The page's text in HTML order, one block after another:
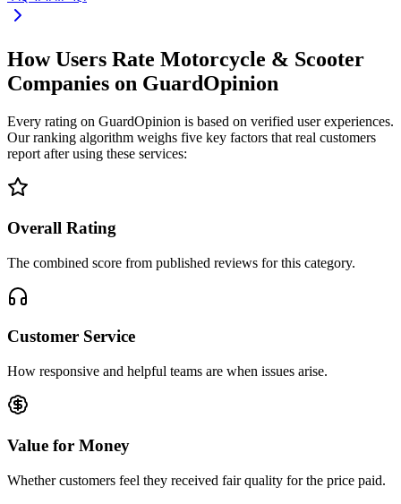
How Users Rate Motorcycle & Scooter
Companies on GuardOpinion
Every rating on GuardOpinion is based on verified user experiences.
Our ranking algorithm weighs five key factors that real customers
report after using these services:
Overall Rating
The combined score from published reviews for this category.
Customer Service
How responsive and helpful teams are when issues arise.
Value for Money
Whether customers feel they received fair quality for the price paid.